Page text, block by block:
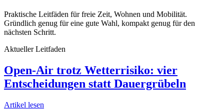
Praktische Leitfäden für freie Zeit, Wohnen und Mobilität.
Gründlich genug für eine gute Wahl, kompakt genug für den
nächsten Schritt.
Aktueller Leitfaden
Open-Air trotz Wetterrisiko: vier
Entscheidungen statt Dauergrübeln
Artikel lesen